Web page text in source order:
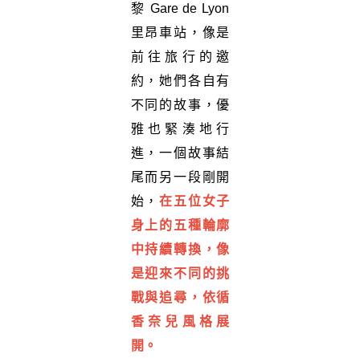
黎 Gare de Lyon
里昂車站，像是
前往旅行的邀
約，她們各自有
不同的故事，優
雅也緊湊地行
進，一個故事結
尾而另一段剛開
始，在五位女子
身上的五種輪廓
中持續轉換，像
是迎來不同的挑
戰與追尋，依循
香奈兒風格展
開。